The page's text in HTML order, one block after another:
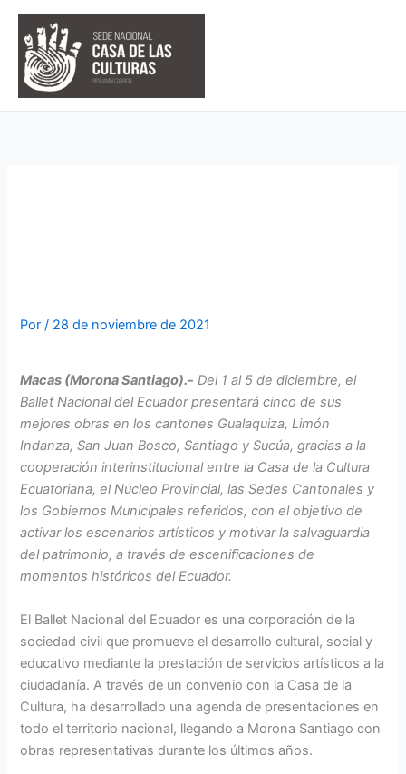
contenido
Por / 28 de noviembre de 2021
Macas (Morona Santiago).- Del 1 al 5 de diciembre, el
Ballet Nacional del Ecuador presentará cinco de sus
mejores obras en los cantones Gualaquiza, Limón
Indanza, San Juan Bosco, Santiago y Sucúa, gracias a la
cooperación interinstitucional entre la Casa de la Cultura
Ecuatoriana, el Núcleo Provincial, las Sedes Cantonales y
los Gobiernos Municipales referidos, con el objetivo de
activar los escenarios artísticos y motivar la salvaguardia
del patrimonio, a través de escenificaciones de
momentos históricos del Ecuador.
El Ballet Nacional del Ecuador es una corporación de la
sociedad civil que promueve el desarrollo cultural, social y
educativo mediante la prestación de servicios artísticos a la
ciudadanía. A través de un convenio con la Casa de la
Cultura, ha desarrollado una agenda de presentaciones en
todo el territorio nacional, llegando a Morona Santiago con
obras representativas durante los últimos años.